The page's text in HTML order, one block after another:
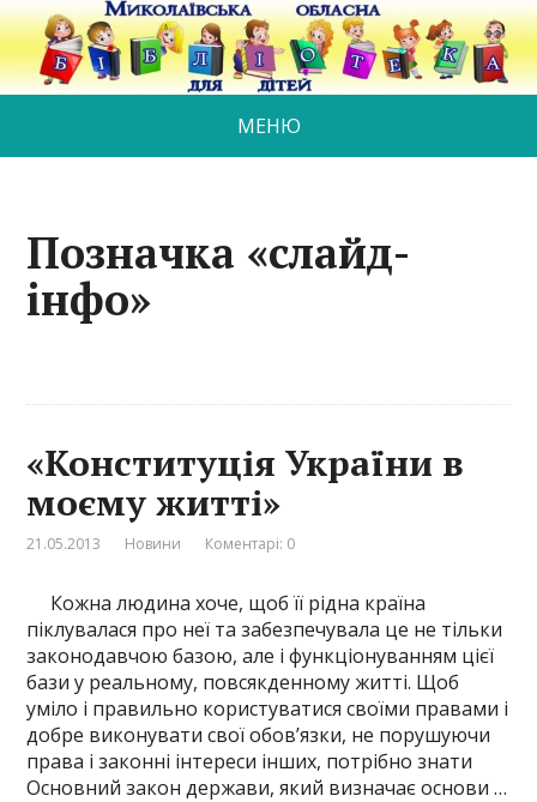
МЕНЮ
Позначка «слайд-
інфо»
«Конституція України в
моєму житті»
21.05.2013 Новини Коментарі: 0
Кожна людина хоче, щоб її рідна країна
піклувалася про неї та забезпечувала це не тільки
законодавчою базою, але і функціонуванням цієї
бази у реальному, повсякденному житті. Щоб
уміло і правильно користуватися своїми правами і
добре виконувати свої обов’язки, не порушуючи
права і законні інтереси інших, потрібно знати
Основний закон держави, який визначає основи …